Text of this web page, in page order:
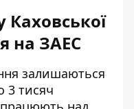
Каховської
на ЗАЕС
залишаються
3 тисяч